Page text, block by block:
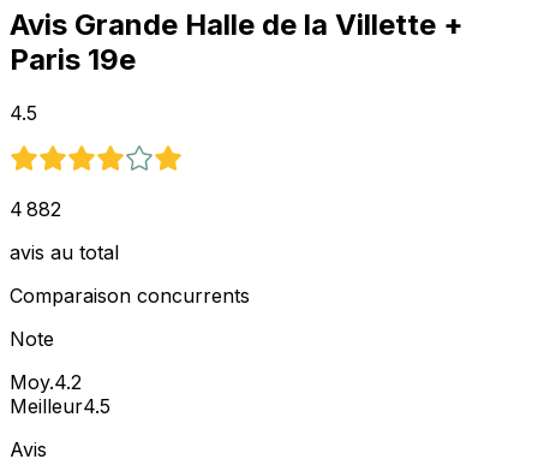
Avis Grande Halle de la Villette +
Paris 19e
4.5
4 882
avis au total
Comparaison concurrents
Note
Moy.4.2
Meilleur4.5
Avis